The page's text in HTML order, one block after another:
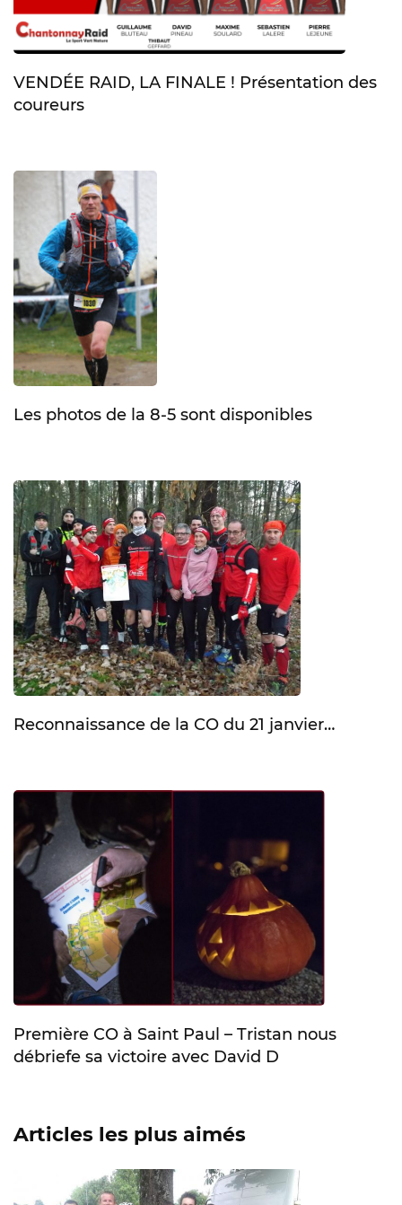
VENDÉE RAID, LA FINALE ! Présentation des
coureurs
Les photos de la 8-5 sont disponibles
Reconnaissance de la CO du 21 janvier…
Première CO à Saint Paul – Tristan nous
débriefe sa victoire avec David D
Articles les plus aimés